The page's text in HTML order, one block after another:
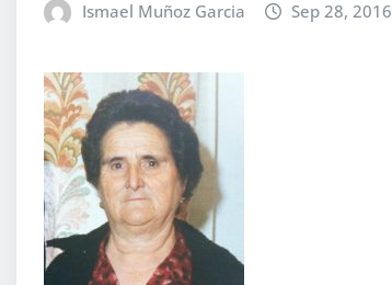
Ismael Muñoz Garcia Sep 28, 2016